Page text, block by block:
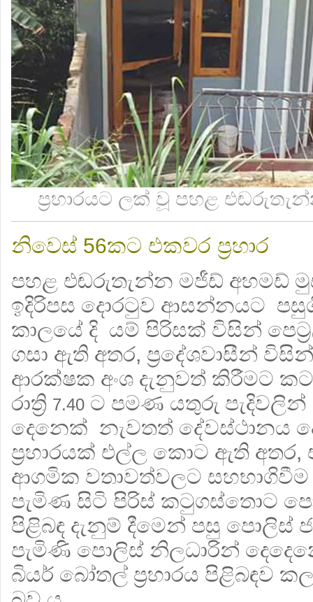
ප්‍රහාරයට ලක් වූ පහළ
නිවෙස් 56කට එකවර ප්‍රහාර
පහළ එඬරුතැන්න මජීඩ් අහමඩ්
ඉදිරිපස දොරටුව ආසන්නයට
කාලයේ දි යම් පිරිසක් විසින්
ගසා ඇති අතර, ප්‍රදේශවාසීන්
ආරක්ෂක අංශ දැනුවත් කිරීමට
රාත්‍රි 7.40 ට පමණ යතුරු
දෙනෙක් නැවතත් දේවස්ථානය
ප්‍රහාරයක් එල්ල කොට ඇති
ආගමික වතාවත්වලට සහභාගිවීම
පැමිණ සිටි පිරිස් කටුගස්තොට
පිළිබඳ දැනුම් දීමෙන් පසු පොලිස්
පැමිණි පොලිස් නිලධාරින්
බියර් බෝතල් ප්‍රහාරය පිළිබඳව